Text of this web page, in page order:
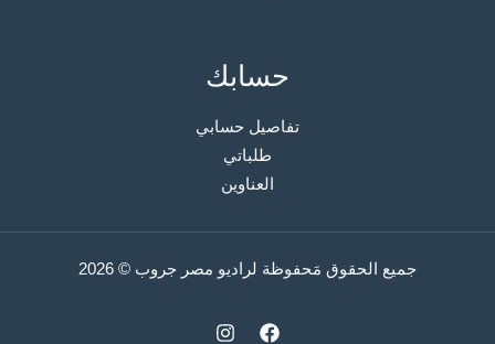
حسابك
تفاصيل حسابي
طلباتي
العناوين
جميع الحقوق مَحفوظة لراديو مصر جروب © 2026